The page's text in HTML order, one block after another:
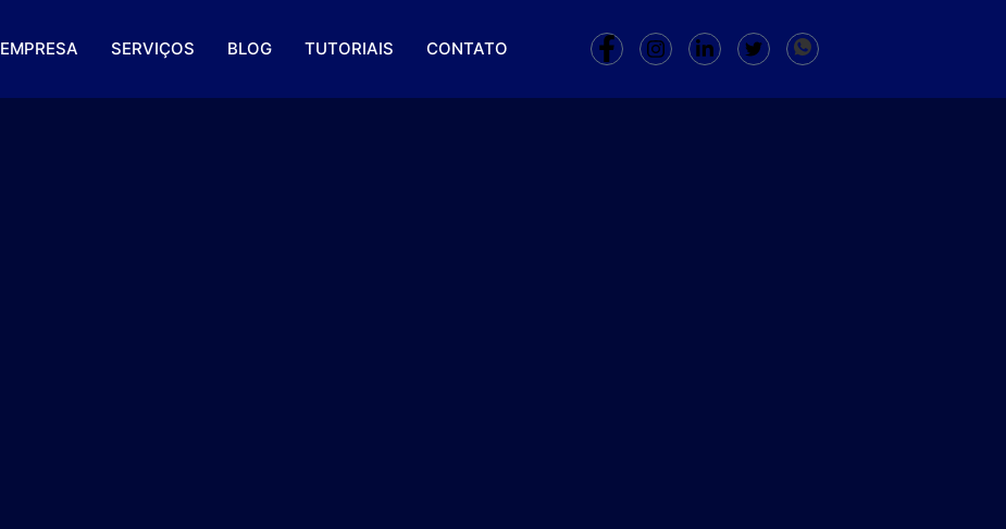
EMPRESA SERVIÇOS BLOG TUTORIAIS CONTATO